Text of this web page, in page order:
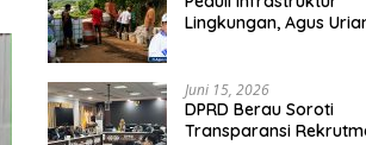
Lingkungan, Agus
Juni 15, 2026
DPRD Berau Soroti
Transparansi